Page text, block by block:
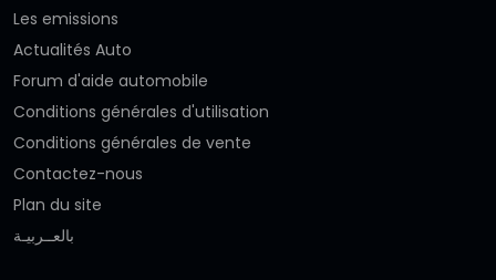
Les emissions
Actualités Auto
Forum d'aide automobile
Conditions générales d'utilisation
Conditions générales de vente
Contactez-nous
Plan du site
بالعــربيـة